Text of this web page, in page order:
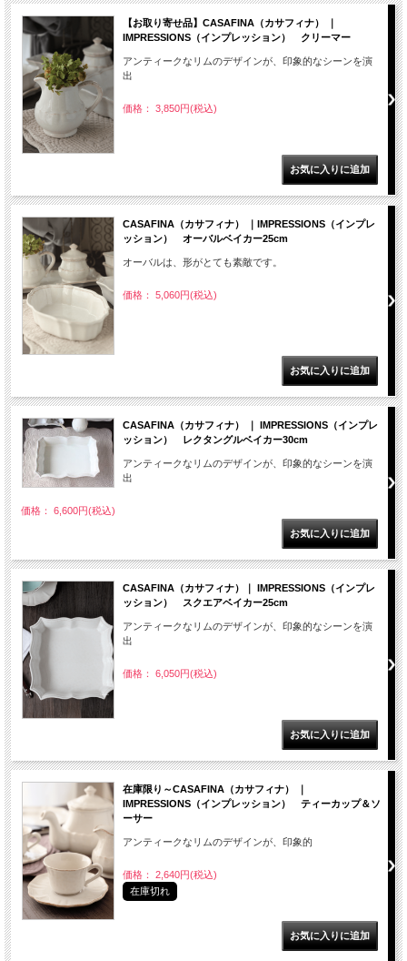
【お取り寄せ品】CASAFINA（カサフィナ） ｜
IMPRESSIONS（インプレッション） クリーマー
アンティークなリムのデザインが、印象的なシーンを演
出
価格： 3,850円(税込)
CASAFINA（カサフィナ） ｜IMPRESSIONS（インプレ
ッション） オーバルベイカー25cm
オーバルは、形がとても素敵です。
価格： 5,060円(税込)
CASAFINA（カサフィナ） ｜ IMPRESSIONS（インプレ
ッション） レクタングルベイカー30cm
アンティークなリムのデザインが、印象的なシーンを演
出
価格： 6,600円(税込)
CASAFINA（カサフィナ）｜ IMPRESSIONS（インプレ
ッション） スクエアベイカー25cm
アンティークなリムのデザインが、印象的なシーンを演
出
価格： 6,050円(税込)
在庫限り～CASAFINA（カサフィナ） ｜
IMPRESSIONS（インプレッション） ティーカップ＆ソ
ーサー
アンティークなリムのデザインが、印象的
価格： 2,640円(税込)
在庫切れ